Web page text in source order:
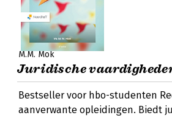
M.M. Mok
Juridische
Bestseller voor hbo-studenten
aanverwante opleidingen. Biedt